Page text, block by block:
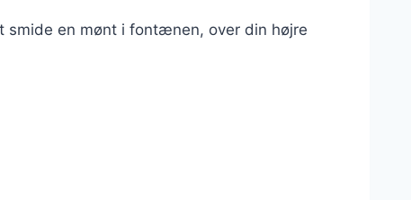
smide en mønt i fontænen, over din højre